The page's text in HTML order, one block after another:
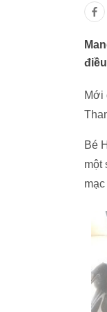
Mới
Bé
một